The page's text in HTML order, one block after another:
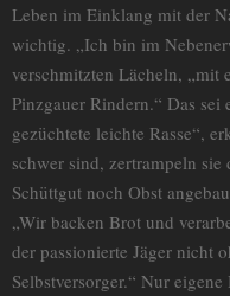
Leben im Einklang mit der
wichtig. „Ich bin im
verschmitzten Lächeln,
Pinzgauer Rindern.“ Das
gezüchtete leichte Rasse“,
schwer sind, zertrampeln
Schüttgut noch Obst
„Wir backen Brot und
der passionierte Jäger nicht
Selbstversorger.“ Nur